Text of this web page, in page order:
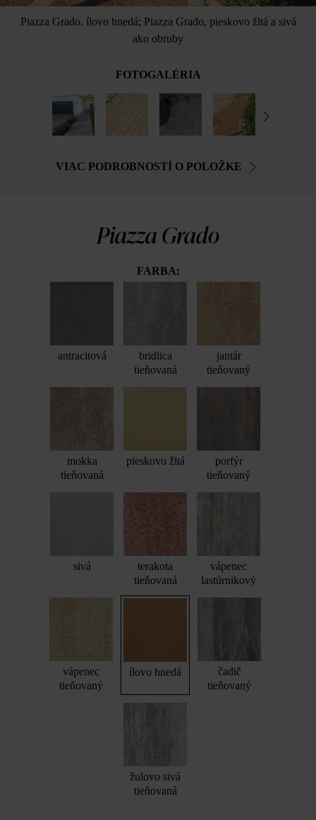
Piazza Grado, ílovo hnedá; Piazza Grado, pieskovo žltá a sivá
ako obruby
FOTOGALÉRIA
VIAC PODROBNOSTÍ O POLOŽKE
Piazza Grado
FARBA:
antracitová
bridlica
tieňovaná
jantár
tieňovaný
mokka
tieňovaná
pieskovo žltá
porfýr
tieňovaný
sivá
terakota
tieňovaná
vápenec
lastúrnikový
vápenec
tieňovaný
ílovo hnedá
čadič
tieňovaný
žulovo sivá
tieňovaná